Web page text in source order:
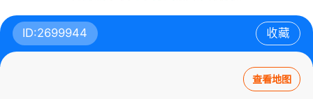
ID:2699944 收藏
查看地图